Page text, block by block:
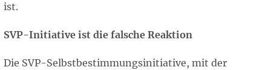
ist.
SVP-Initiative ist die falsche Reaktion
Die SVP-Selbstbestimmungsinitiative, mit der